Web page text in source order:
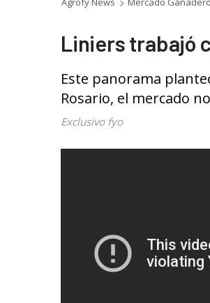
Liniers trabajó
Este panorama
Rosario, el mercado
Exclusivo fyo